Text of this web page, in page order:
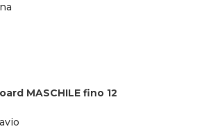
MASCHILE fino 12